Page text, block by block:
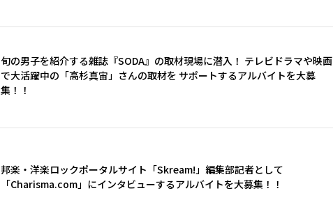
旬の男子を紹介する雑誌『SODA』の取材現場に潜入！ テレビドラマや映画
で大活躍中の「高杉真宙」さんの取材を サポートするアルバイトを大募
集！！
邦楽・洋楽ロックポータルサイト「Skream!」編集部記者として
「Charisma.com」にインタビューするアルバイトを大募集！！